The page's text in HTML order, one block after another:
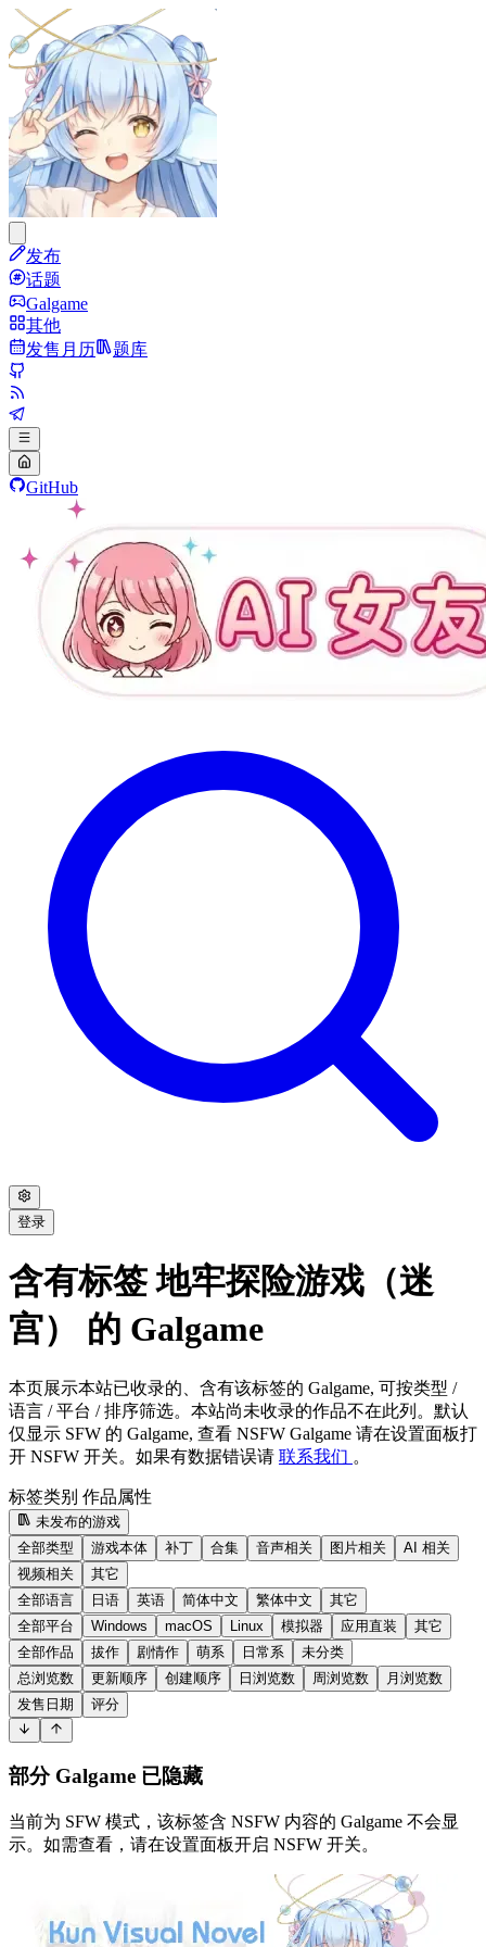
发布
话题
Galgame
其他
发售月历
题库
GitHub
登录
含有标签 地牢探险游戏（迷
宫） 的 Galgame
本页展示本站已收录的、含有该标签的 Galgame, 可按类型 /
语言 / 平台 / 排序筛选。本站尚未收录的作品不在此列。默认
仅显示 SFW 的 Galgame, 查看 NSFW Galgame 请在设置面板打
开 NSFW 开关。如果有数据错误请 联系我们 。
标签类别 作品属性
未发布的游戏
全部类型
游戏本体 补丁 合集 音声相关 图片相关
AI 相关
视频相关
其它
全部语言
日语 英语 简体中文 繁体中文
其它
全部平台
Windows macOS Linux 模拟器 应用直装
其它
全部作品
拔作 剧情作 萌系 日常系
未分类
总浏览数
更新顺序 创建顺序 日浏览数 周浏览数
月浏览数
发售日期
评分
部分 Galgame 已隐藏
当前为 SFW 模式，该标签含 NSFW 内容的 Galgame 不会显
示。如需查看，请在设置面板开启 NSFW 开关。